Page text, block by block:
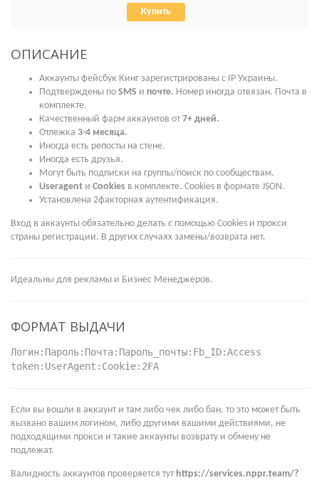
Купить
ОПИСАНИЕ
Аккаунты фейсбук Кинг зарегистрированы с IP Украины.
Подтверждены по SMS и почте. Номер иногда отвязан. Почта в
комплекте.
Качественный фарм аккаунтов от7+ дней.
Отлежка 3-4 месяца.
Иногда есть репосты на стене.
Иногда есть друзья.
Могут быть подписки на группы/поиск по сообществам.
Useragent и Cookies в комплекте. Cookies в формате JSON.
Установлена 2факторная аутентификация.
Вход в аккаунты обязательно делать с помощью Cookies и прокси
страны регистрации. В других случаях замены/возврата нет.
Идеальны для рекламы и Бизнес Менеджеров.
ФОРМАТ ВЫДАЧИ
Логин:Пароль:Почта:Пароль_почты:Fb_ID:Access
token:UserAgent:Cookie:2FA
Если вы вошли в аккаунт и там либо чек либо бан, то это может быть
вызвано вашим логином, либо другими вашими действиями, не
подходящими прокси и такие аккаунты возврату и обмену не
подлежат.
Валидность аккаунтов проверяется тут https://services.nppr.team/?